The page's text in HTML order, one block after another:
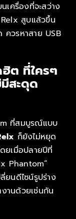
เครื่องที่จะสว่าง
สูบแล้วขึ้น
ควรหาสาย USB
ต ที่ใครๆ
สะดุด
ที่สมบูรณ์แบบ
ก็ยังไม่หยุด
ยเมื่อปลายปีที่
Phantom”
ยนดีไซน์รูปร่าง
านด้วยเช่นกัน